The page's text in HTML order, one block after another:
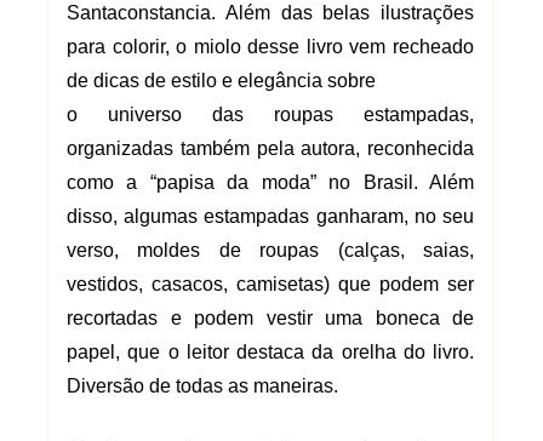
Santaconstancia. Além das belas ilustrações
para colorir, o miolo desse livro vem recheado
de dicas de estilo e elegância sobre
o universo das roupas estampadas,
organizadas também pela autora, reconhecida
como a “papisa da moda” no Brasil. Além
disso, algumas estampadas ganharam, no seu
verso, moldes de roupas (calças, saias,
vestidos, casacos, camisetas) que podem ser
recortadas e podem vestir uma boneca de
papel, que o leitor destaca da orelha do livro.
Diversão de todas as maneiras.